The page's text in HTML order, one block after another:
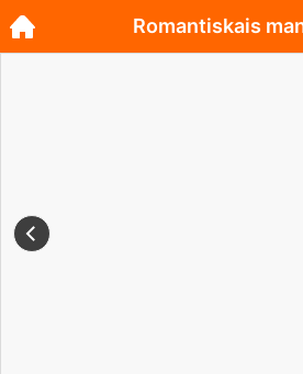
Romantiskais